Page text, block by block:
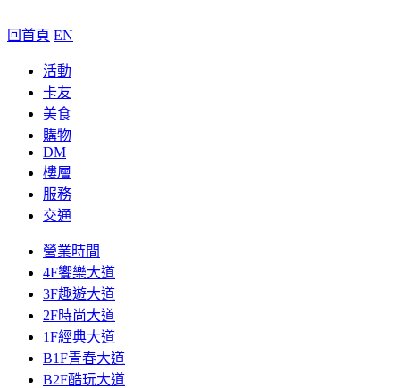
回首頁 EN
活動
卡友
美食
購物
DM
樓層
服務
交通
營業時間
4F饗樂大道
3F趣遊大道
2F時尚大道
1F經典大道
B1F青春大道
B2F酷玩大道